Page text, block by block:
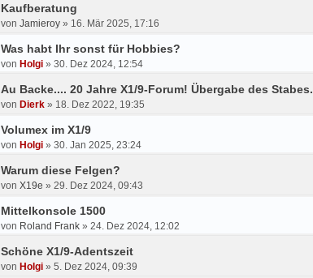
Kaufberatung
von Jamieroy » 16. Mär 2025, 17:16
Was habt Ihr sonst für Hobbies?
von Holgi » 30. Dez 2024, 12:54
Au Backe.... 20 Jahre X1/9-Forum! Übergabe des Stabes.
von Dierk » 18. Dez 2022, 19:35
Volumex im X1/9
von Holgi » 30. Jan 2025, 23:24
Warum diese Felgen?
von X19e » 29. Dez 2024, 09:43
Mittelkonsole 1500
von Roland Frank » 24. Dez 2024, 12:02
Schöne X1/9-Adentszeit
von Holgi » 5. Dez 2024, 09:39